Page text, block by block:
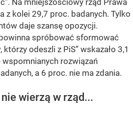
z kolei 29,7 proc. badanych. Tylko
daje szansę opozycji.
spróbować sformować
którzy odeszli z PiS” wskazało 3,1
rozwiązań
a 6 proc. nie ma zdania.
wierzą w rząd...